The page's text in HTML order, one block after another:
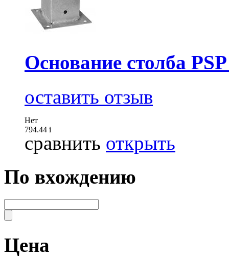
Основание столба
оставить отзыв
Нет
794.44 i
сравнить открыть
По вхождению
Цена